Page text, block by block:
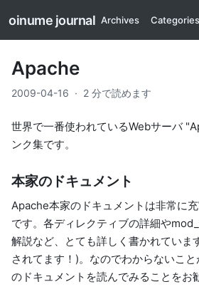
oinume journal Archives Categories
Apache
2009-04-16 · 2 分で読めます
世界で一番使われているWebサーバ
ンク集です。
本家のドキュメント
Apache本家のドキュメント は非常に
です。各ディレクティブの詳細や
解説など、とても詳しく書かれていま
されてます！)。なのでわからないこ
のドキュメントを読んでみることをお